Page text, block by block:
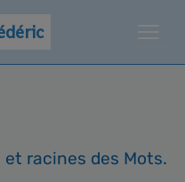
racines des Mots.